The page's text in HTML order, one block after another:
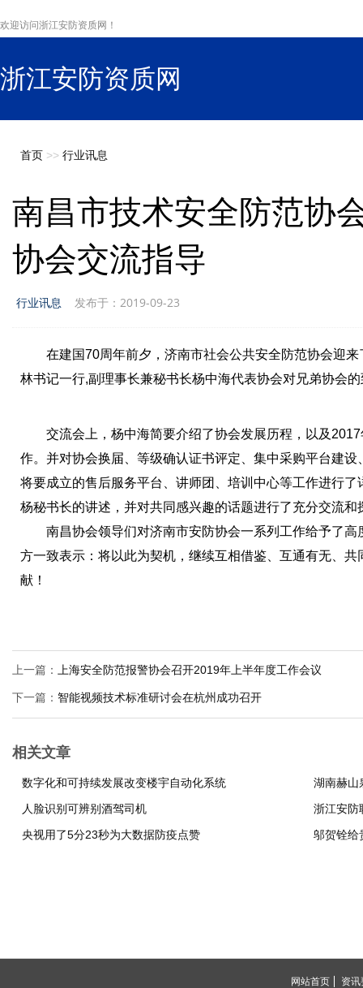
欢迎访问浙江安防资质网！
浙江安防资质网
首页 >> 行业讯息
南昌市技术安全防范协
协会交流指导
行业讯息 发布于：2019-09-23
在建国70周年前夕，济南市社会公共安全防范协会迎
林书记一行,副理事长兼秘书长杨中海代表协会对兄弟协会
交流会上，杨中海简要介绍了协会发展历程，以及2017
作。并对协会换届、等级确认证书评定、集中采购平台建
将要成立的售后服务平台、讲师团、培训中心等工作进行
杨秘书长的讲述，并对共同感兴趣的话题进行了充分交流和
南昌协会领导们对济南市安防协会一系列工作给予了高
方一致表示：将以此为契机，继续互相借鉴、互通有无、
献！
上一篇： 上海安全防范报警协会召开2019年上半年度工作会议
下一篇： 智能视频技术标准研讨会在杭州成功召开
相关文章
数字化和可持续发展改变楼宇自动化系统
湖南赫山
人脸识别可辨别酒驾司机
央视用了5分23秒为大数据防疫点赞
邬贺铨给
网站首页 资讯